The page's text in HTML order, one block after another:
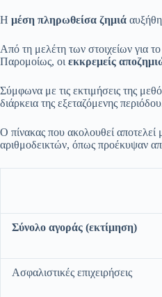
Η μέση πληρωθείσα ζημιά
Από τη μελέτη των στοιχείων για
Παρομοίως, οι εκκρεμείς
Σύμφωνα με τις εκτιμήσεις της
διάρκεια της εξεταζόμενης
Ο πίνακας που ακολουθεί
αριθμοδεικτών, όπως προέκυψαν
Σύνολο αγοράς (εκτίμηση)
Ασφαλιστικές επιχειρήσεις